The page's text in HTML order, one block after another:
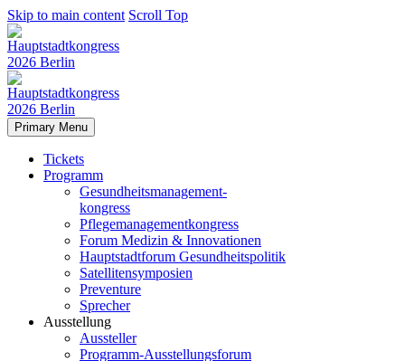
Skip to main content Scroll Top
Primary Menu
Tickets
Programm
Gesundheitsmanagement-
kongress
Pflegemanagementkongress
Forum Medizin & Innovationen
Hauptstadtforum Gesundheitspolitik
Satellitensymposien
Preventure
Sprecher
Ausstellung
Aussteller
Programm-Ausstellungsforum